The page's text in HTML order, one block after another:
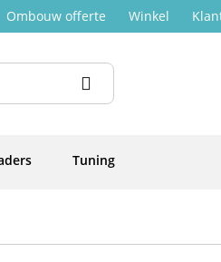
Ombouw offerte Winkel
Tuning